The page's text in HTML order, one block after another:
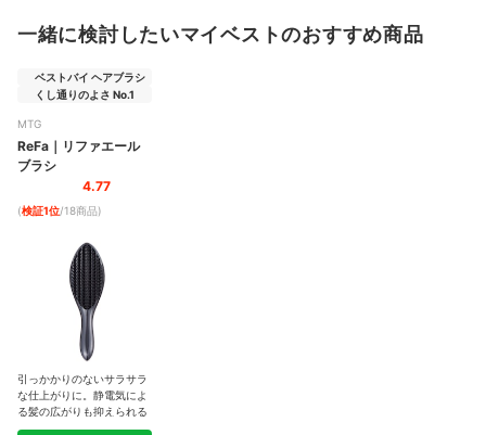
一緒に検討したいマイベストのおすすめ商品
ベストバイ ヘアブラシ
くし通りのよさ No.1
MTG
ReFa ｜ リファエール
ブラシ
4.77
(検証1位/18商品)
引っかかりのないサラサラ
な仕上がりに。静電気によ
る髪の広がりも抑えられる